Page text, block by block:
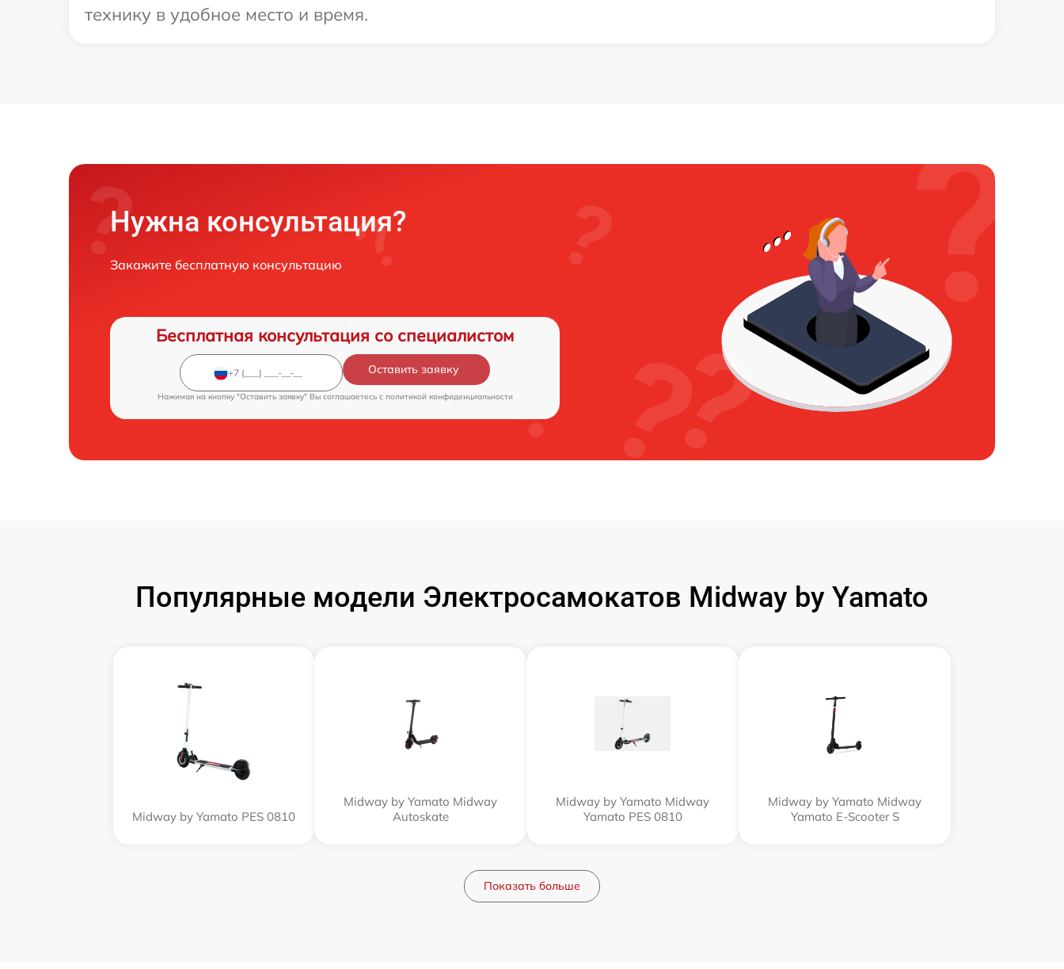
технику в удобное место и время.
Нужна консультация?
Закажите бесплатную консультацию
Бесплатная консультация со специалистом
Оставить заявку
Нажимая на кнопку "Оставить заявку" Вы соглашаетесь c политикой конфиденциальности
Популярные модели Электросамокатов Midway by Yamato
Midway by Yamato PES 0810
Midway by Yamato Midway
Autoskate
Midway by Yamato Midway
Yamato PES 0810
Midway by Yamato Midway
Yamato E-Scooter S
Показать больше